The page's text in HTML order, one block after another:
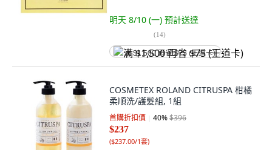
明天 8/10 (一) 預計送達
(14)
满 $1,500 再省 $75 (王道卡)
COSMETEX ROLAND CITRUSPA 柑橘
柔順洗/護髮組, 1組
首購折扣價 40%$396
$237
($237.00/1套)